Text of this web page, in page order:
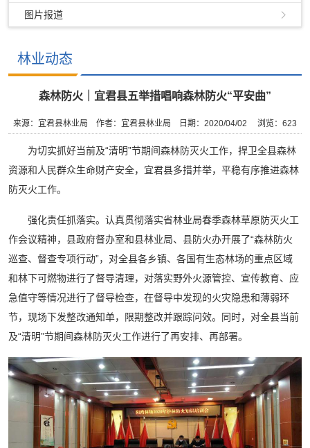
图片报道
林业动态
森林防火｜宜君县五举措唱响森林防火“平安曲”
来源：宜君县林业局 作者：宜君县林业局 日期：2020/04/02 浏览： 623
为切实抓好当前及“清明”节期间森林防灭火工作，捍卫全县森林
资源和人民群众生命财产安全，宜君县多措并举，平稳有序推进森林
防灭火工作。
强化责任抓落实。认真贯彻落实省林业局春季森林草原防灭火工
作会议精神，县政府督办室和县林业局、县防火办开展了“森林防火
巡查、督查专项行动”，对全县各乡镇、各国有生态林场的重点区域
和林下可燃物进行了督导清理，对落实野外火源管控、宣传教育、应
急值守等情况进行了督导检查，在督导中发现的火灾隐患和薄弱环
节，现场下发整改通知单，限期整改并跟踪问效。同时，对全县当前
及“清明”节期间森林防灭火工作进行了再安排、再部署。